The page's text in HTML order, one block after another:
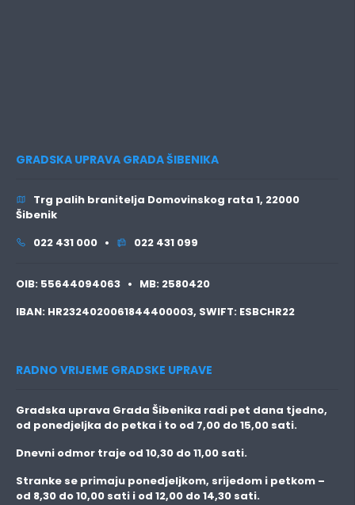
GRADSKA UPRAVA GRADA ŠIBENIKA
Trg palih branitelja Domovinskog rata 1, 22000
Šibenik
022 431 000 •
022 431 099
OIB: 55644094063 • MB: 2580420
IBAN: HR2324020061844400003, SWIFT: ESBCHR22
RADNO VRIJEME GRADSKE UPRAVE
Gradska uprava Grada Šibenika radi pet dana tjedno,
od ponedjeljka do petka i to od 7,00 do 15,00 sati.
Dnevni odmor traje od 10,30 do 11,00 sati.
Stranke se primaju ponedjeljkom, srijedom i petkom –
od 8,30 do 10,00 sati i od 12,00 do 14,30 sati.